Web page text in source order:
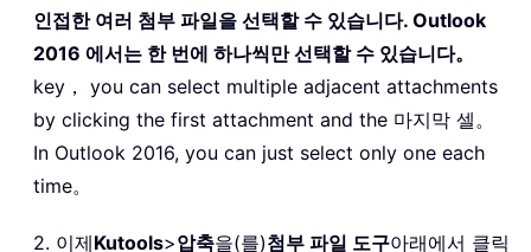
인접한 여러 첨부 파일을 선택할 수 있습니다. Outlook
2016 에서는 한 번에 하나씩만 선택할 수 있습니다。
key， you can select multiple adjacent attachments
by clicking the first attachment and the 마지막 셀。
In Outlook 2016, you can just select only one each
time。
2. 이제Kutools>압축을(를)첨부 파일 도구아래에서 클릭